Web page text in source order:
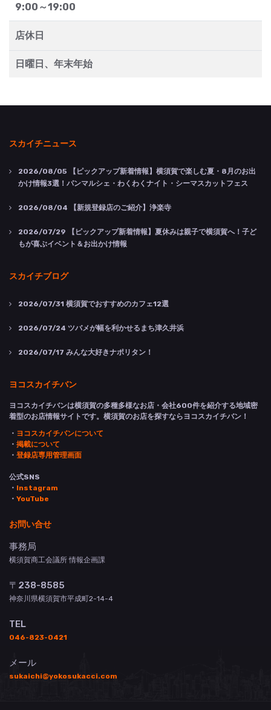
9:00～19:00
店休日
日曜日、年末年始
スカイチニュース
2026/08/05 【ピックアップ新着情報】横須賀で楽しむ夏・8月のお出
かけ情報3選！パンマルシェ・わくわくナイト・シーマスカットフェス
2026/08/04 【新規登録店のご紹介】浄楽寺
2026/07/29 【ピックアップ新着情報】夏休みは親子で横須賀へ！子ど
もが喜ぶイベント＆お出かけ情報
スカイチブログ
2026/07/31 横須賀でおすすめのカフェ12選
2026/07/24 ツバメが幅を利かせるまち津久井浜
2026/07/17 みんな大好きナポリタン！
ヨコスカイチバン
ヨコスカイチバンは横須賀の多種多様なお店・会社600件を紹介する地域密
着型のお店情報サイトです。横須賀のお店を探すならヨコスカイチバン！
・ ヨコスカイチバンについて
・ 掲載について
・ 登録店専用管理画面
公式SNS
・ Instagram
・ YouTube
お問い合せ
事務局
横須賀商工会議所 情報企画課
〒238-8585
神奈川県横須賀市平成町2-14-4
TEL
046-823-0421
メール
sukaichi@yokosukacci.com